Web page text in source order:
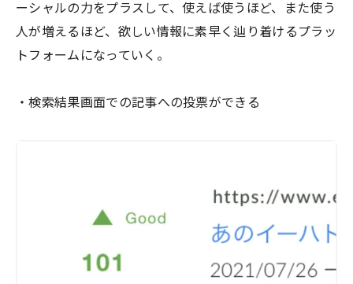
ーシャルの力をプラスして、使えば使うほど、また使う
人が増えるほど、欲しい情報に素早く辿り着けるプラッ
トフォームになっていく。
・検索結果画面での記事への投票ができる